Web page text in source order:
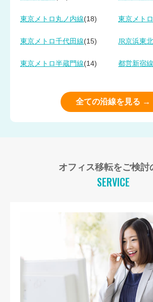
東京メトロ丸ノ内線(18) 東京メト
東京メトロ千代田線(15) JR京浜東
東京メトロ半蔵門線(14) 都営新宿線
全ての沿線を見る →
オフィス移転をご検討
SERVICE